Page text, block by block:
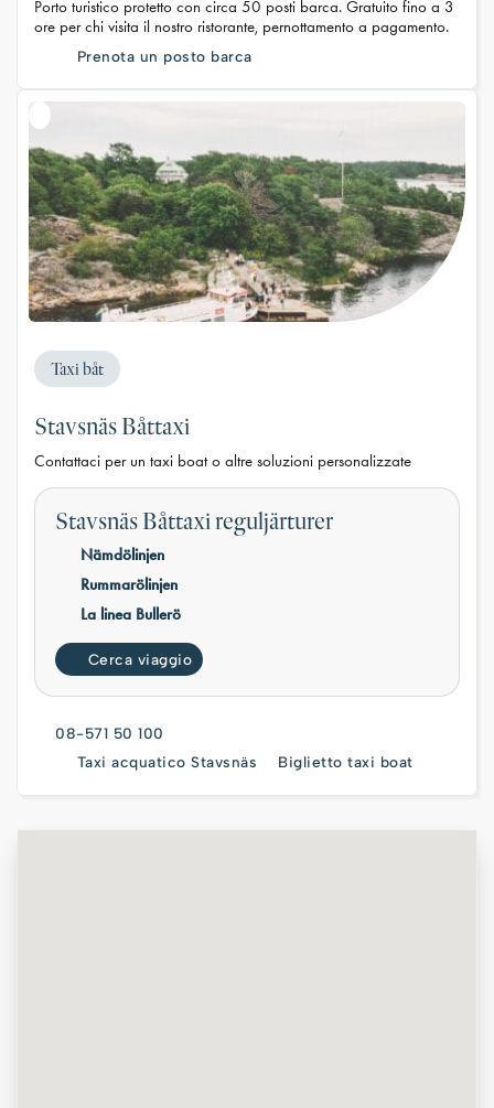
Porto turistico protetto con circa 50 posti barca. Gratuito fino a 3
ore per chi visita il nostro ristorante, pernottamento a pagamento.
Prenota un posto barca
Taxi båt
Stavsnäs Båttaxi
Contattaci per un taxi boat o altre soluzioni personalizzate
Stavsnäs Båttaxi reguljärturer
Nämdölinjen
Rummarölinjen
La linea Bullerö
Cerca viaggio
08-571 50 100
Taxi acquatico Stavsnäs
Biglietto taxi boat